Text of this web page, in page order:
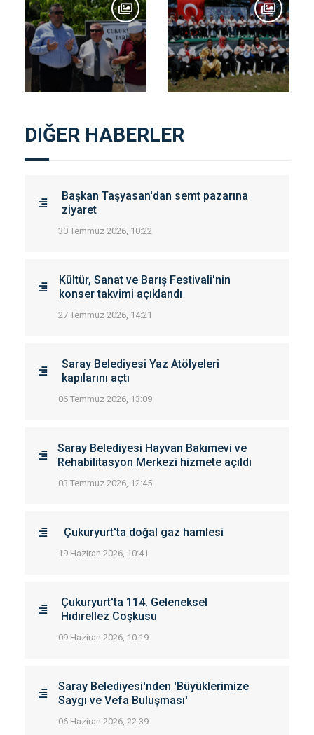
DIĞER HABERLER
Başkan Taşyasan'dan semt pazarına
ziyaret
30 Temmuz 2026, 10:22
Kültür, Sanat ve Barış Festivali'nin
konser takvimi açıklandı
27 Temmuz 2026, 14:21
Saray Belediyesi Yaz Atölyeleri
kapılarını açtı
06 Temmuz 2026, 13:09
Saray Belediyesi Hayvan Bakımevi ve
Rehabilitasyon Merkezi hizmete açıldı
03 Temmuz 2026, 12:45
Çukuryurt'ta doğal gaz hamlesi
19 Haziran 2026, 10:41
Çukuryurt'ta 114. Geleneksel
Hıdırellez Coşkusu
09 Haziran 2026, 10:19
Saray Belediyesi'nden 'Büyüklerimize
Saygı ve Vefa Buluşması'
06 Haziran 2026, 22:39